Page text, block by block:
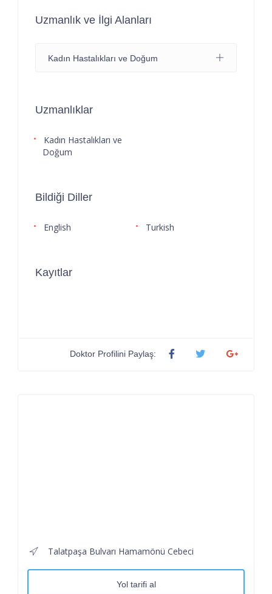
Uzmanlık ve İlgi Alanları
Kadın Hastalıkları ve Doğum
Uzmanlıklar
Kadın Hastalıkları ve
Doğum
Bildiği Diller
English Turkish
Kayıtlar
Doktor Profilini Paylaş:
Talatpaşa Bulvarı Hamamönü Cebeci
Yol tarifi al